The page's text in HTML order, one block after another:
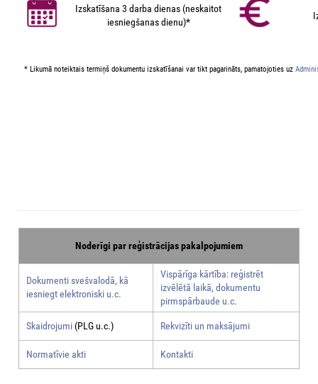
Izskatīšana 3 darba dienas (neskaitot
iesniegšanas dienu)*
* Likumā noteiktais termiņš dokumentu izskatīšanai var tikt pagarināts, pamatojoties uz
Noderīgi par reģistrācijas pakalpojumiem
Dokumenti svešvalodā, kā
iesniegt elektroniski u.c.
Vispārīga kārtība: reģistrēt
izvēlētā laikā, dokumentu
pirmspārbaude u.c.
Skaidrojumi(PLG u.c.) Rekvizīti un maksājumi
Normatīvie akti Kontakti